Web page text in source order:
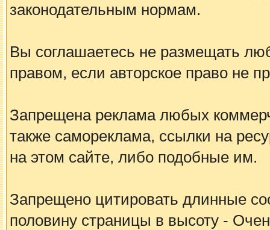
законодательным нормам.
Вы соглашаетесь не размещать
правом, если авторское право не
Запрещена реклама любых
также самореклама, ссылки на
на этом сайте, либо подобные им.
Запрещено цитировать длинные
половину страницы в высоту -